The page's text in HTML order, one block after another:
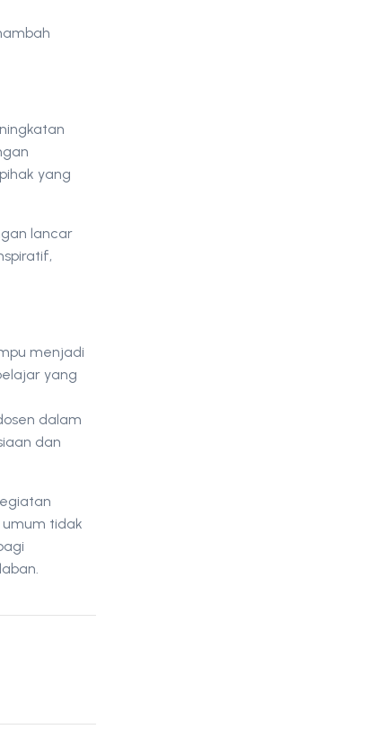
yang
lancar
menjadi
yang
dalam
dan
tidak